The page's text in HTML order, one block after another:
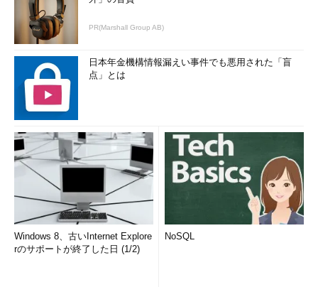
PR(Marshall Group AB)
日本年金機構情報漏えい事件でも悪用された「盲
点」とは
Windows 8、古いInternet Explore
rのサポートが終了した日 (1/2)
NoSQL